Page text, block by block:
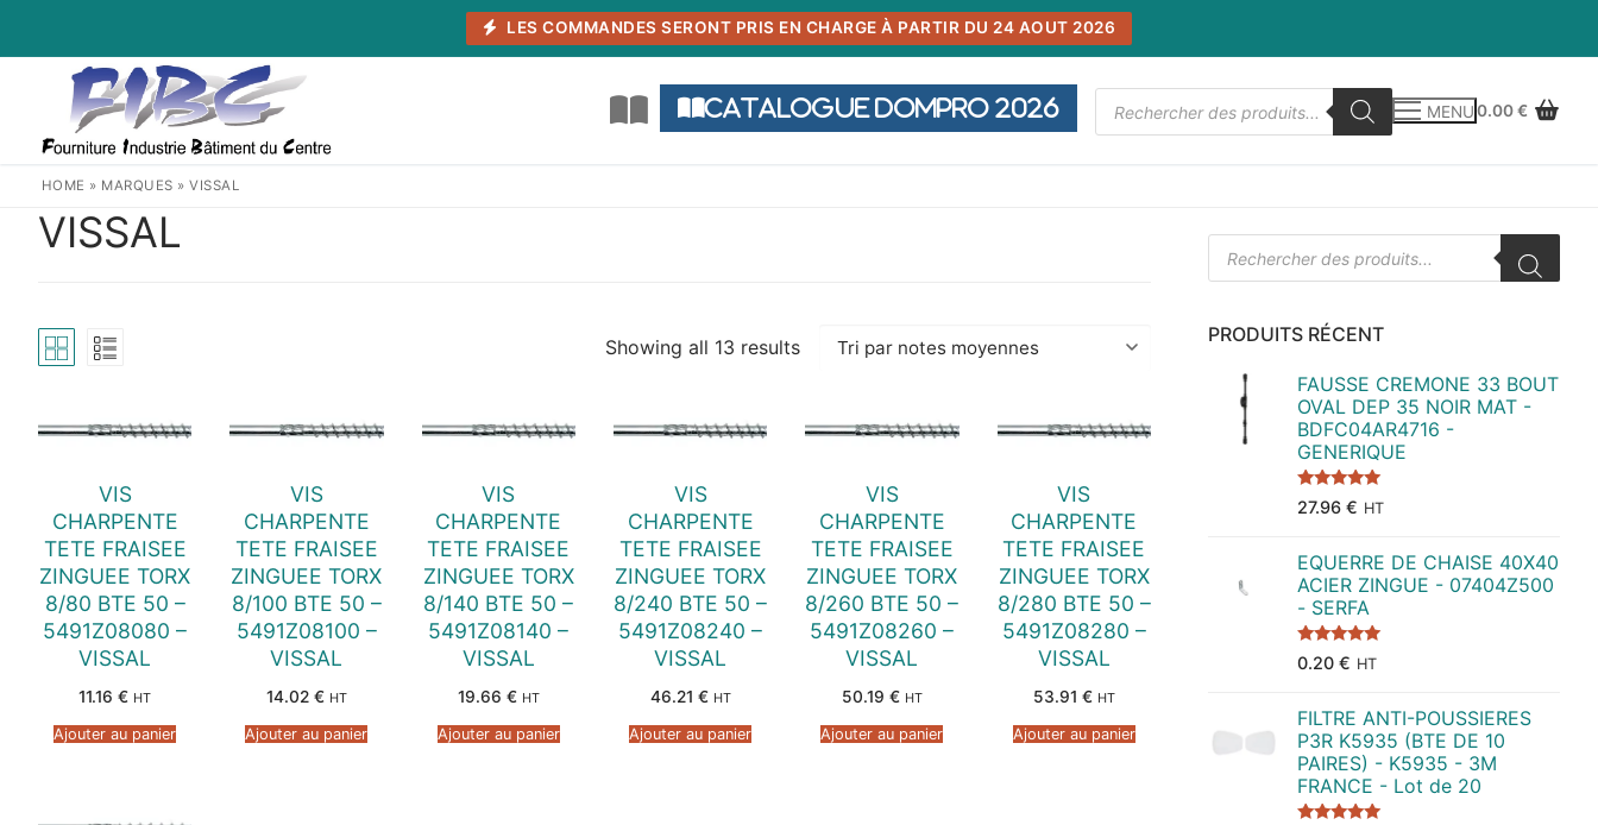
LES COMMANDES SERONT PRIS EN CHARGE À PARTIR DU 24 AOUT 2026
Catalogue DOMPRO 2026
Recherche
de
produits
MENU0.00€
HOME » MARQUES »VISSAL
VISSAL
Showing all 13 results
Trié
note
VIS
CHARPENTE
TETE FRAISEE
ZINGUEE TORX
8/80 BTE 50 –
5491Z08080 –
VISSAL
11.16€ HT
Ajouter au panier
VIS
CHARPENTE
TETE FRAISEE
ZINGUEE TORX
8/100 BTE 50 –
5491Z08100 –
VISSAL
14.02 € HT
Ajouter au panier
VIS
CHARPENTE
TETE FRAISEE
ZINGUEE TORX
8/140 BTE 50 –
5491Z08140 –
VISSAL
19.66 € HT
Ajouter au panier
VIS
CHARPENTE
TETE FRAISEE
ZINGUEE TORX
8/240 BTE 50 –
5491Z08240 –
VISSAL
46.21 € HT
Ajouter au panier
VIS
CHARPENTE
TETE FRAISEE
ZINGUEE TORX
8/260 BTE 50 –
5491Z08260 –
VISSAL
50.19 € HT
Ajouter au panier
VIS
CHARPENTE
TETE FRAISEE
ZINGUEE TORX
8/280 BTE 50 –
5491Z08280 –
VISSAL
53.91 € HT
Ajouter au panier
Recherche
de
produits
PRODUITS RÉCENT
FAUSSE CREMONE 33 BOUT
OVAL DEP 35 NOIR MAT -
BDFC04AR4716 -
GENERIQUE
Note5.00
sur 5
27.96 € HT
EQUERRE DE CHAISE 40X40
ACIER ZINGUE - 07404Z500
- SERFA
Note 5.00
sur 5
0.20 € HT
FILTRE ANTI-POUSSIERES
P3R K5935 (BTE DE 10
PAIRES) - K5935 - 3M
FRANCE - Lot de 20